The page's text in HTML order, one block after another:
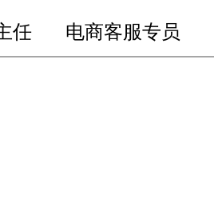
任 电商客服专员